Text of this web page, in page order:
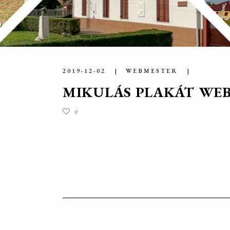
2019-12-02 WEBMESTER
MIKULÁS PLAKÁT
0